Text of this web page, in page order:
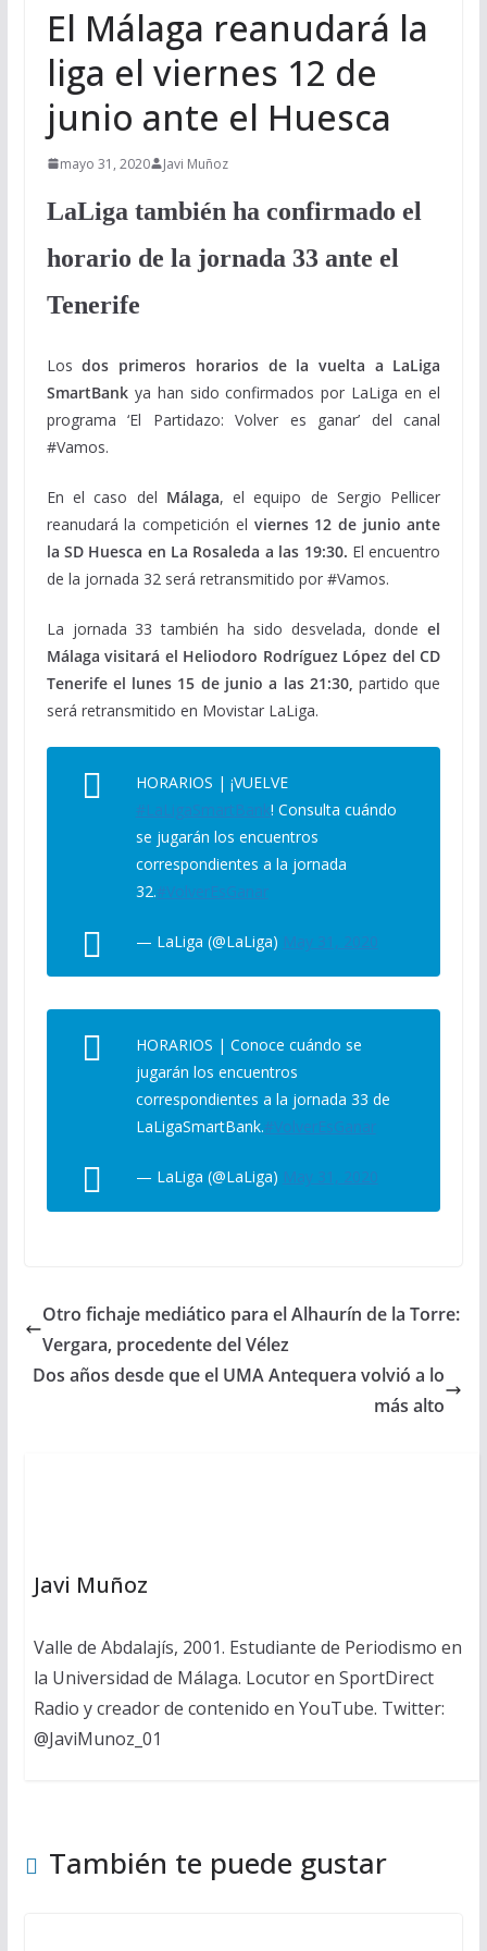
El Málaga reanudará la
liga el viernes 12 de
junio ante el Huesca
mayo 31, 2020 Javi Muñoz
LaLiga también ha confirmado el
horario de la jornada 33 ante el
Tenerife
Losdos primeros horarios de la vuelta a LaLiga
SmartBankya han sido confirmados por LaLiga en el
programa ‘El Partidazo: Volver es ganar’ del canal
#Vamos.
En el caso del Málaga, el equipo de Sergio Pellicer
reanudará la competición el viernes 12 de junio ante
la SD Huesca en La Rosaleda a las 19:30. El encuentro
de la jornada 32 será retransmitido por #Vamos.
La jornada 33 también ha sido desvelada, donde el
Málaga visitará el Heliodoro Rodríguez López del CD
Tenerife el lunes 15 de junio a las 21:30, partido que
será retransmitido en Movistar LaLiga.
HORARIOS | ¡VUELVE
#LaLigaSmartBank! Consulta cuándo
se jugarán los encuentros
correspondientes a la jornada
32.#VolverEsGanar
— LaLiga (@LaLiga) May 31, 2020
HORARIOS | Conoce cuándo se
jugarán los encuentros
correspondientes a la jornada 33 de
LaLigaSmartBank.#VolverEsGanar
— LaLiga (@LaLiga) May 31, 2020
Otro fichaje mediático para el Alhaurín de la Torre:
Vergara, procedente del Vélez
Dos años desde que el UMA Antequera volvió a lo
más alto
Javi Muñoz
Valle de Abdalajís, 2001. Estudiante de Periodismo en
la Universidad de Málaga. Locutor en SportDirect
Radio y creador de contenido en YouTube. Twitter:
@JaviMunoz_01
También te puede gustar